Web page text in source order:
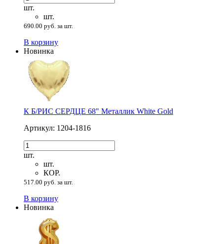
шт.
шт.
690.00 руб. за шт.
В корзину
Новинка
К Б/РИС СЕРДЦЕ 68" Металлик White Gold
Артикул: 1204-1816
шт.
шт.
КОР.
517.00 руб. за шт.
В корзину
Новинка